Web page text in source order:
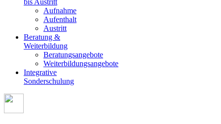
bis Austritt
Aufnahme
Aufenthalt
Austritt
Beratung &
Weiterbildung
Beratungsangebote
Weiterbildungsangebote
Integrative
Sonderschulung